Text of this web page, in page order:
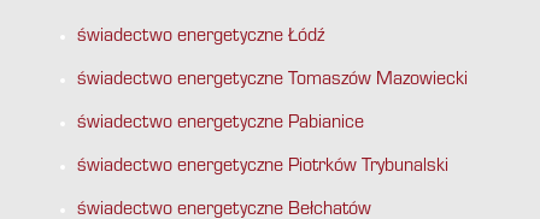
świadectwo energetyczne Łódź
świadectwo energetyczne Tomaszów Mazowiecki
świadectwo energetyczne Pabianice
świadectwo energetyczne Piotrków Trybunalski
świadectwo energetyczne Bełchatów